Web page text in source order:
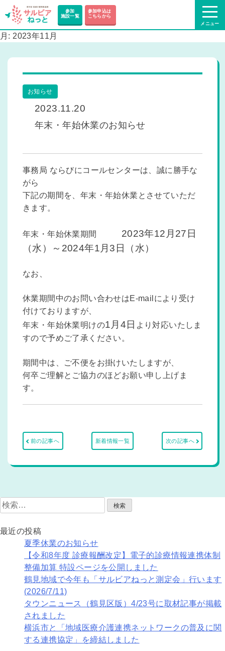
参加
施設一覧
参加申込は
こちらから
月: 2023年11月
お知らせ
2023.11.20
年末・年始休業のお知らせ
事務局 ならびにコールセンターは、誠に勝手な
がら
下記の期間を、年末・年始休業とさせていただ
きます。
年末・年始休業期間 2023年12月27日
（水）～2024年1月3日（水）
なお、
休業期間中のお問い合わせはE-mailにより受け
付けておりますが、
年末・年始休業明けの1月4日 より 対応いたしま
すので予めご了承ください。
期間中は、ご不便をお掛けいたしますが、
何卒ご理解とご協力のほどお願い申し上げま
す。
前の記事へ 新着情報一覧 次の記事へ
検
索:
最近の投稿
夏季休業のお知らせ
【令和8年度 診療報酬改定】電子的診療情報連携体制
整備加算 特設ページを公開しました
鶴見地域で今年も「サルビアねっと測定会」行います
(2026/7/11)
タウンニュース（鶴見区版）4/23号に取材記事が掲載
されました
横浜市と「地域医療介護連携ネットワークの普及に関
する連携協定」を締結しました